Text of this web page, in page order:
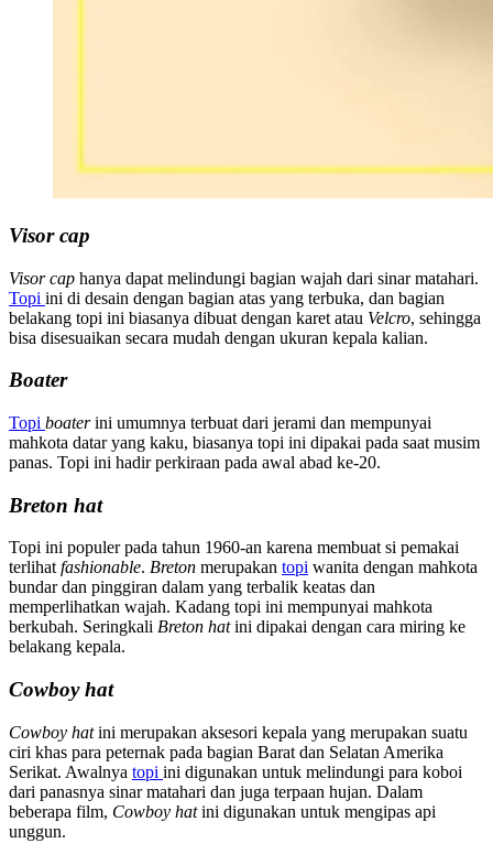
Visor cap
Visor cap hanya dapat melindungi bagian wajah dari sinar matahari.
Topi ini di desain dengan bagian atas yang terbuka, dan bagian
belakang topi ini biasanya dibuat dengan karet atau Velcro, sehingga
bisa disesuaikan secara mudah dengan ukuran kepala kalian.
Boater
Topi boaterini umumnya terbuat dari jerami dan mempunyai
mahkota datar yang kaku, biasanya topi ini dipakai pada saat musim
panas. Topi ini hadir perkiraan pada awal abad ke-20.
Breton hat
Topi ini populer pada tahun 1960-an karena membuat si pemakai
terlihat fashionable. Breton merupakan topi wanita dengan mahkota
bundar dan pinggiran dalam yang terbalik keatas dan
memperlihatkan wajah. Kadang topi ini mempunyai mahkota
berkubah. Seringkali Breton hatini dipakai dengan cara miring ke
belakang kepala.
Cowboy hat
Cowboy hatini merupakan aksesori kepala yang merupakan suatu
ciri khas para peternak pada bagian Barat dan Selatan Amerika
Serikat. Awalnya topi ini digunakan untuk melindungi para koboi
dari panasnya sinar matahari dan juga terpaan hujan. Dalam
beberapa film, Cowboy hatini digunakan untuk mengipas api
unggun.